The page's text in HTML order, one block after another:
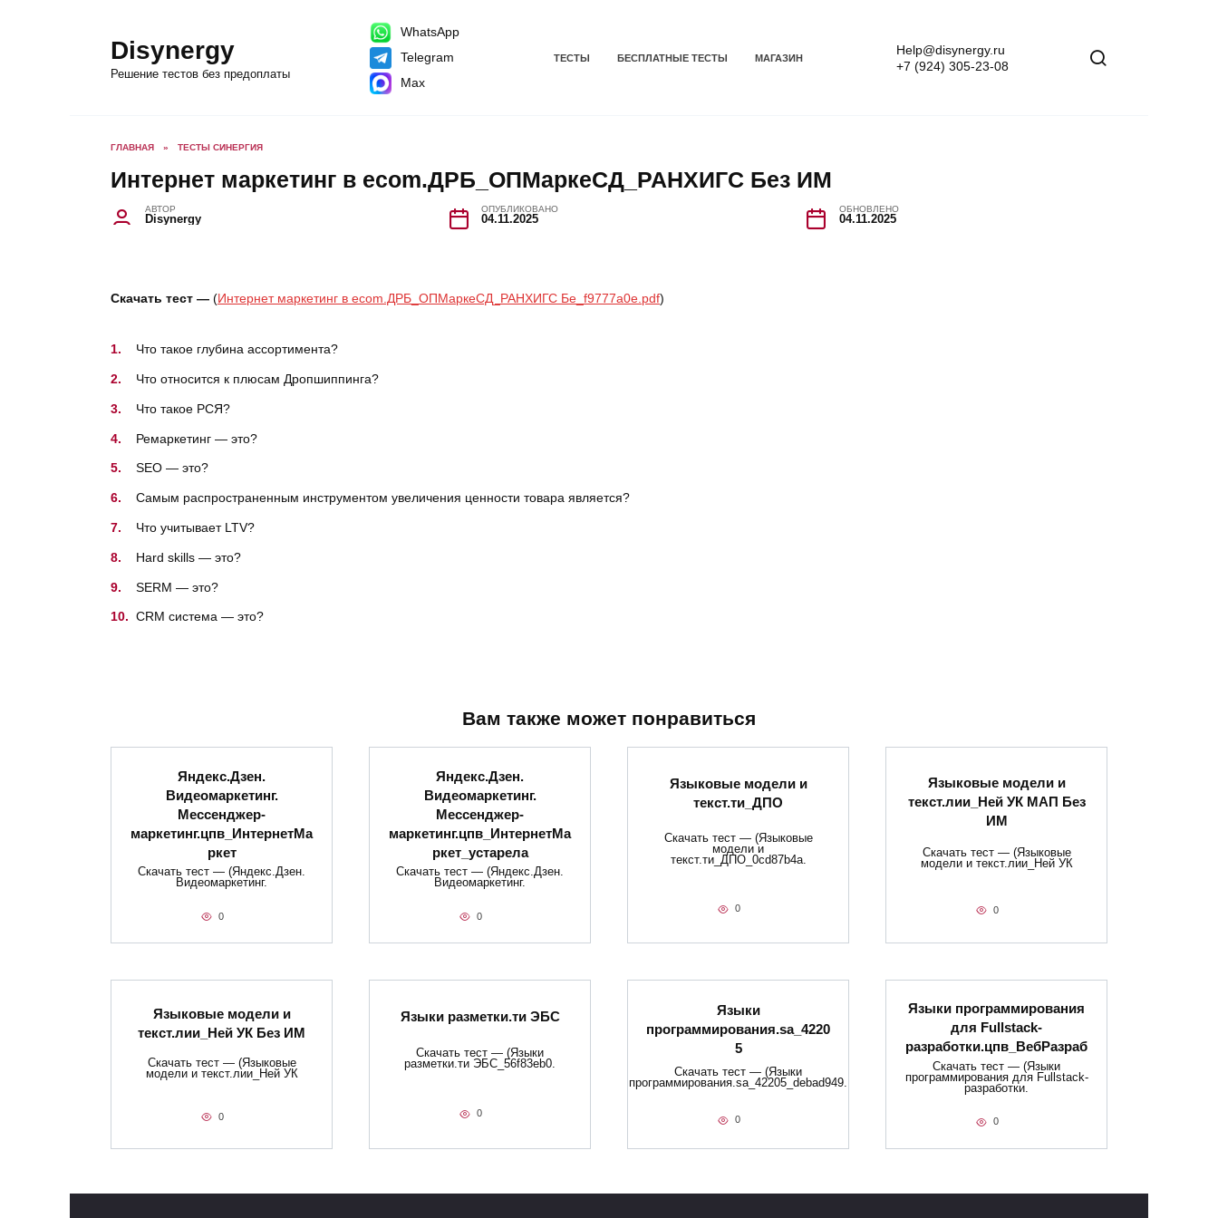
Disynergy
Решение тестов без предоплаты
WhatsApp
Telegram
Max
ТЕСТЫ БЕСПЛАТНЫЕ ТЕСТЫ МАГАЗИН
Help@disynergy.ru
+7 (924) 305-23-08
ГЛАВНАЯ » ТЕСТЫ СИНЕРГИЯ
Интернет маркетинг в ecom.ДРБ_ОПМаркеСД_РАНХИГС Без ИМ
АВТОР
Disynergy
ОПУБЛИКОВАНО
04.11.2025
ОБНОВЛЕНО
04.11.2025
Скачать тест — (Интернет маркетинг в ecom.ДРБ_ОПМаркеСД_РАНХИГС Бе_f9777a0e.pdf)
Что такое глубина ассортимента?
Что относится к плюсам Дропшиппинга?
Что такое РСЯ?
Ремаркетинг — это?
SEO — это?
Самым распространенным инструментом увеличения ценности товара является?
Что учитывает LTV?
Hard skills — это?
SERM — это?
CRM система — это?
Вам также может понравиться
Яндекс.Дзен.
Видеомаркетинг.
Мессенджер-
маркетинг.цпв_ИнтернетМа
ркет
Скачать тест — (Яндекс.Дзен.
Видеомаркетинг.
0
Яндекс.Дзен.
Видеомаркетинг.
Мессенджер-
маркетинг.цпв_ИнтернетМа
ркет_устарела
Скачать тест — (Яндекс.Дзен.
Видеомаркетинг.
0
Языковые модели и
текст.ти_ДПО
Скачать тест — (Языковые
модели и
текст.ти_ДПО_0cd87b4a.
0
Языковые модели и
текст.лии_Ней УК МАП Без
ИМ
Скачать тест — (Языковые
модели и текст.лии_Ней УК
0
Языковые модели и
текст.лии_Ней УК Без ИМ
Скачать тест — (Языковые
модели и текст.лии_Ней УК
0
Языки разметки.ти​ ЭБС
Скачать тест — (Языки
разметки.ти​ ЭБС_56f83eb0.
0
Языки
программирования.sa_4220
5
Скачать тест — (Языки
программирования.sa_42205_debad949.
0
Языки программирования
для Fullstack-
разработки.цпв_ВебРазраб
Скачать тест — (Языки
программирования для Fullstack-
разработки.
0